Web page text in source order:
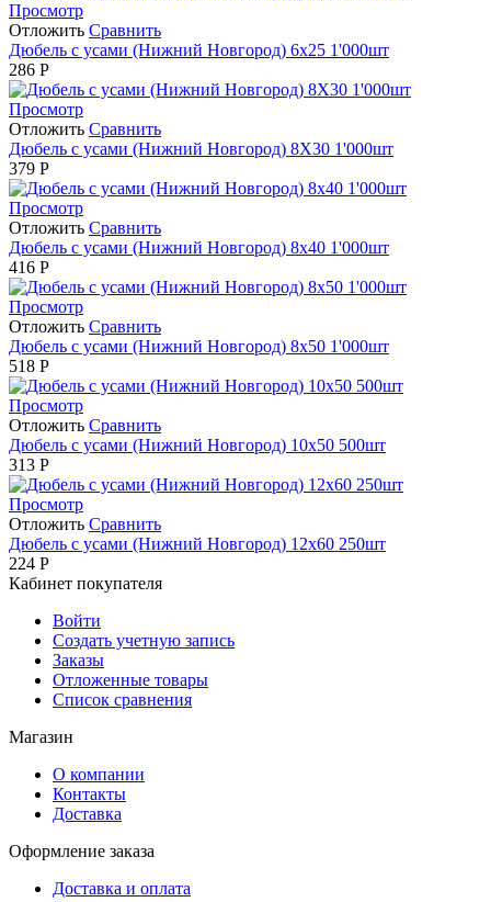
Просмотр
Отложить Сравнить
Дюбель с усами (Нижний Новгород) 6х25 1'000шт
286 Р
Просмотр
Отложить Сравнить
Дюбель с усами (Нижний Новгород) 8Х30 1'000шт
379 Р
Просмотр
Отложить Сравнить
Дюбель с усами (Нижний Новгород) 8х40 1'000шт
416 Р
Просмотр
Отложить Сравнить
Дюбель с усами (Нижний Новгород) 8х50 1'000шт
518 Р
Просмотр
Отложить Сравнить
Дюбель с усами (Нижний Новгород) 10х50 500шт
313 Р
Просмотр
Отложить Сравнить
Дюбель с усами (Нижний Новгород) 12х60 250шт
224 Р
Кабинет покупателя
Войти
Создать учетную запись
Заказы
Отложенные товары
Список сравнения
Магазин
О компании
Контакты
Доставка
Оформление заказа
Доставка и оплата